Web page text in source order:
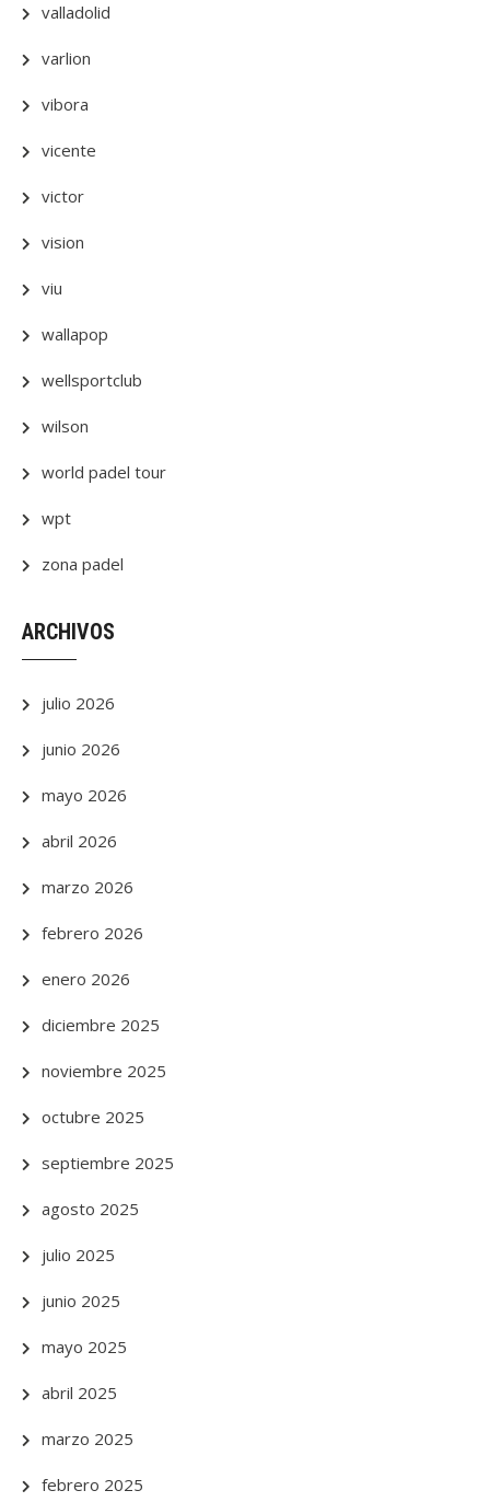
valladolid
varlion
vibora
vicente
victor
vision
viu
wallapop
wellsportclub
wilson
world padel tour
wpt
zona padel
ARCHIVOS
julio 2026
junio 2026
mayo 2026
abril 2026
marzo 2026
febrero 2026
enero 2026
diciembre 2025
noviembre 2025
octubre 2025
septiembre 2025
agosto 2025
julio 2025
junio 2025
mayo 2025
abril 2025
marzo 2025
febrero 2025